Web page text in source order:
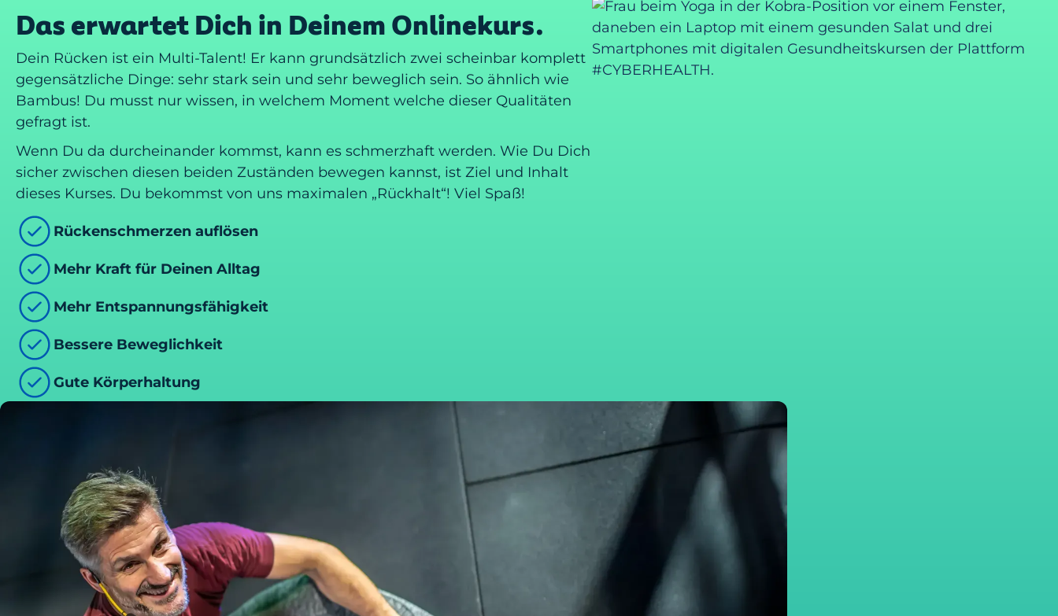
Das erwartet Dich in Deinem Onlinekurs.
Dein Rücken ist ein Multi-Talent! Er kann grundsätzlich zwei scheinbar komplett
gegensätzliche Dinge: sehr stark sein und sehr beweglich sein. So ähnlich wie
Bambus! Du musst nur wissen, in welchem Moment welche dieser Qualitäten
gefragt ist.
Wenn Du da durcheinander kommst, kann es schmerzhaft werden. Wie Du Dich
sicher zwischen diesen beiden Zuständen bewegen kannst, ist Ziel und Inhalt
dieses Kurses. Du bekommst von uns maximalen „Rückhalt“! Viel Spaß!
Rückenschmerzen auflösen
Mehr Kraft für Deinen Alltag
Mehr Entspannungsfähigkeit
Bessere Beweglichkeit
Gute Körperhaltung